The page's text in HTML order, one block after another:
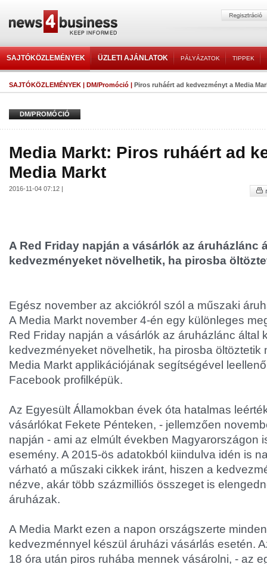
SAJTÓKÖZLEMÉNYEK ÜZLETI AJÁNLATOK PÁLYÁZATOK TIPPEK
SAJTÓKÖZLEMÉNYEK | DM/Promóció | Piros ruháért ad kedvezményt a Media
DM/PROMÓCIÓ
Media Markt: Piros ruháért ad
Media Markt
2016-11-04 07:12 |
A Red Friday napján a vásárlók az áruházlánc
kedvezményeket növelhetik, ha pirosba
Egész november az akciókról szól a műszaki
A Media Markt november 4-én egy különleges
Red Friday napján a vásárlók az áruházlánc által
kedvezményeket növelhetik, ha pirosba öltöztetik
Media Markt applikációjának segítségével
Facebook profilképük.
Az Egyesült Államokban évek óta hatalmas
vásárlókat Fekete Pénteken, - jellemzően
napján - ami az elmúlt években Magyarországon
esemény. A 2015-ös adatokból kiindulva idén is
várható a műszaki cikkek iránt, hiszen a
nézve, akár több százmilliós összeget is
áruházak.
A Media Markt ezen a napon országszerte
kedvezménnyel készül áruházi vásárlás esetén.
18 óra után piros ruhába mennek vásárolni, - az